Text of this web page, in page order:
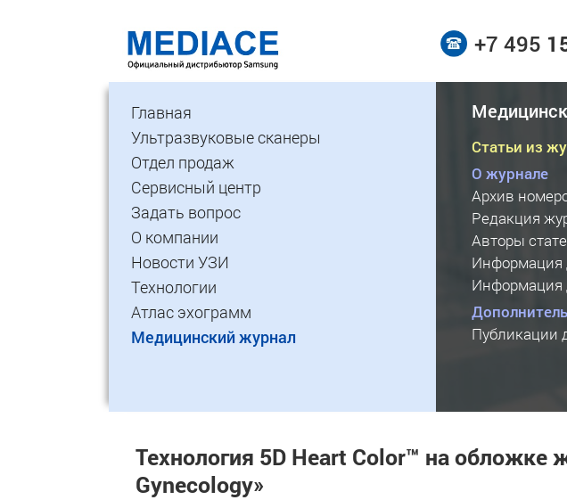
+7 495
Главная
Ультразвуковые сканеры
Отдел продаж
Сервисный центр
Задать вопрос
О компании
Новости УЗИ
Технологии
Атлас эхограмм
Медицинский журнал
Статьи из
О журнале
Архив
Редакция
Авторы
Информация
Информация
Публикации
Технология 5D Heart Color™ на обложке
Gynecology»